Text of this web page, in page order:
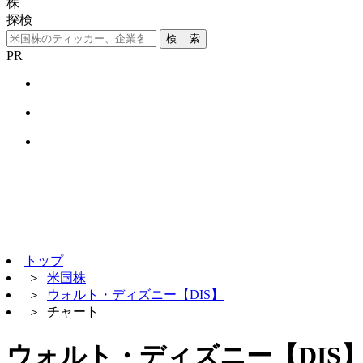
株
探検
検 索
PR
トップ
＞ 米国株
＞
ウォルト・ディズニー【DIS】
＞ チャート
ウォルト・ディズニー【DIS